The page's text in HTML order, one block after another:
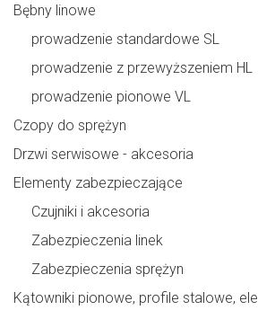
Bębny linowe
prowadzenie standardowe SL
prowadzenie z przewyższeniem HL
prowadzenie pionowe VL
Czopy do sprężyn
Drzwi serwisowe - akcesoria
Elementy zabezpieczające
Czujniki i akcesoria
Zabezpieczenia linek
Zabezpieczenia sprężyn
Kątowniki pionowe, profile stalowe,